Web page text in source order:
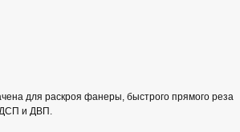
для раскроя фанеры, быстрого прямого реза
ДСП и ДВП.